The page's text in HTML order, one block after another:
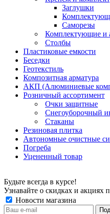
Заглушки
Саморезы
Комплектующие и
Столбы
Пластиковые емкости
Беседки
Геотекстиль
Композитная арматура
АКП (Алюминиевые
Розничный ассортимент
Очки защитные
Снегоуборочный
Стаканы
Резиновая плитка
Автономные очистные
Погреба
Уцененный товар
Будьте всегда в курсе!
Узнавайте о скидках и акциях
Новости магазина